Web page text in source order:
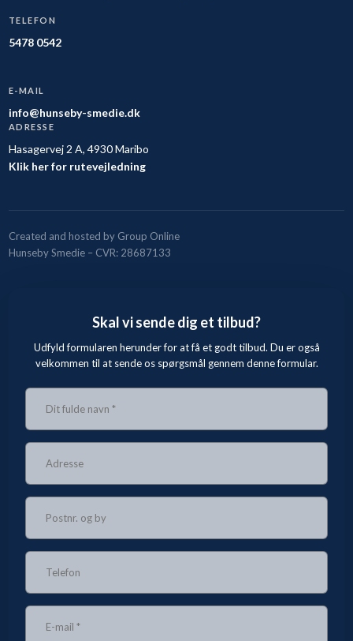
TELEFON
5478 0542
E-MAIL
info@hunseby-smedie.dk
ADRESSE
Hasagervej 2 A, 4930 Maribo
Klik her for rutevejledning
Created and hosted by Group Online
Hunseby Smedie – CVR: 28687133
Skal vi sende dig et tilbud?
Udfyld formularen herunder for at få et godt tilbud. Du er også
velkommen til at sende os spørgsmål gennem denne formular.